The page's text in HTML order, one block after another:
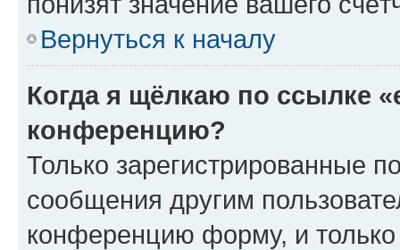
Вернуться к началу
Когда я щёлкаю по ссылке
конференцию?
Только зарегистрированные
сообщения другим
конференцию форму, и